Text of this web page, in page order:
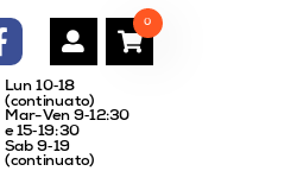
Lun 10‑18
(continuato)
Mar-Ven 9‑12:30
e 15‑19:30
Sab 9‑19
(continuato)
0